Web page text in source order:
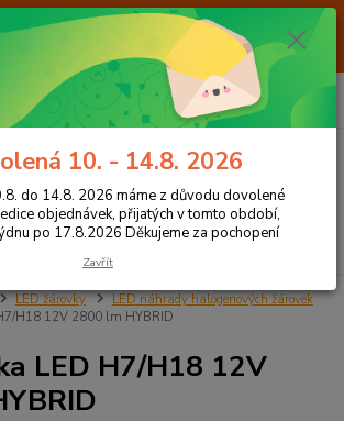
máme z důvodu dovolené ZAVŘENO. Expedice
v tomto období, proběhne v týdnu po 17.8.2026
Děkujeme za pochopení
CZK
Hledat
za0,00 Kč
LED žárovky
LED náhrady halogenových žárovek
H18 12V 2800 lm HYBRID
LED H7/H18 12V
10. - 14.8. 2026
do 14.8. 2026 máme z důvodu dovolené
objednávek, přijatých v tomto období,
po 17.8.2026 Děkujeme za pochopení
Zavřít